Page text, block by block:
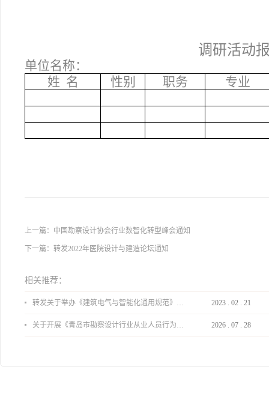
调研活动
单位名称：
姓 名
性别 职务 专业
上一篇： 中国勘察设计协会行业数智化转型峰会通知
下一篇： 转发2022年医院设计与建造论坛通知
相关推荐：
转发关于举办《建筑电气与智能化通用规范》 GB55024-2022公益宣贯的通知 2023 . 02 . 21
关于开展《青岛市勘察设计行业从业人员行为导则》、《青岛市住宅工程设计审查品质提升指引（2026版）》宣贯活动的通知 2026 . 07 . 28